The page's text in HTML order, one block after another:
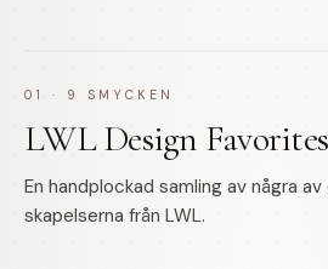
01 · 9 SMYCKEN
LWL Design Favorites
En handplockad samling av några
skapelserna från LWL.